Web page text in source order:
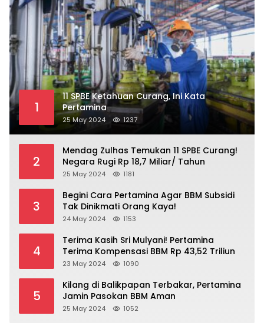
1
11 SPBE Ketahuan Curang, Ini Kata
Pertamina
25 May 2024 1237
2
Mendag Zulhas Temukan 11 SPBE Curang!
Negara Rugi Rp 18,7 Miliar/ Tahun
25 May 2024 1181
3
Begini Cara Pertamina Agar BBM Subsidi
Tak Dinikmati Orang Kaya!
24 May 2024 1153
4
Terima Kasih Sri Mulyani! Pertamina
Terima Kompensasi BBM Rp 43,52 Triliun
23 May 2024 1090
5
Kilang di Balikpapan Terbakar, Pertamina
Jamin Pasokan BBM Aman
25 May 2024 1052